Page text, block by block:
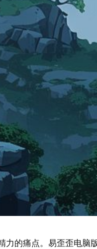
的痛点。易歪歪电脑